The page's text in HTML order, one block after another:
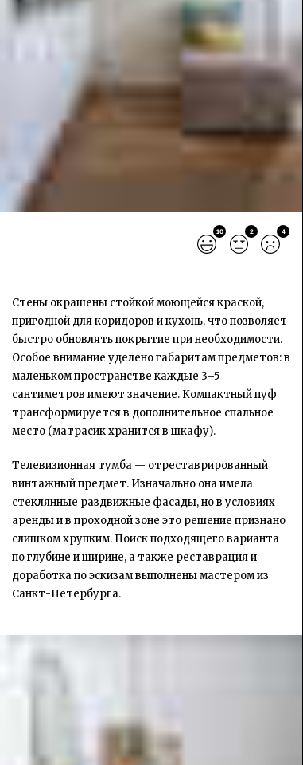
10 2 4
Стены окрашены стойкой моющейся краской,
пригодной для коридоров и кухонь, что позволяет
быстро обновлять покрытие при необходимости.
Особое внимание уделено габаритам предметов: в
маленьком пространстве каждые 3–5
сантиметров имеют значение. Компактный пуф
трансформируется в дополнительное спальное
место (матрасик хранится в шкафу).
Телевизионная тумба — отреставрированный
винтажный предмет. Изначально она имела
стеклянные раздвижные фасады, но в условиях
аренды и в проходной зоне это решение признано
слишком хрупким. Поиск подходящего варианта
по глубине и ширине, а также реставрация и
доработка по эскизам выполнены мастером из
Санкт-Петербурга.